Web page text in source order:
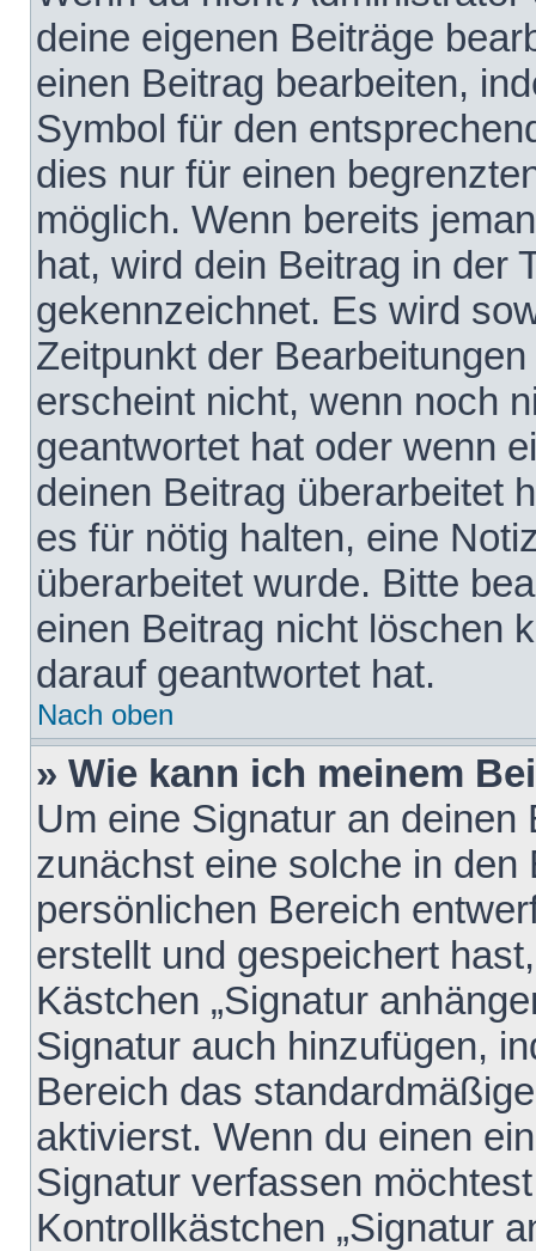
deine eigenen Beiträge
einen Beitrag bearbeiten,
Symbol für den
dies nur für einen
möglich. Wenn bereits
hat, wird dein Beitrag in der
gekennzeichnet. Es wird
Zeitpunkt der
erscheint nicht, wenn noch
geantwortet hat oder wenn
deinen Beitrag überarbeitet
es für nötig halten, eine
überarbeitet wurde. Bitte
einen Beitrag nicht löschen
darauf geantwortet hat.
Nach oben
» Wie kann ich meinem
Um eine Signatur an
zunächst eine solche in den
persönlichen Bereich
erstellt und gespeichert
Kästchen „Signatur
Signatur auch hinzufügen,
Bereich das
aktivierst. Wenn du einen
Signatur verfassen
Kontrollkästchen „Signatur